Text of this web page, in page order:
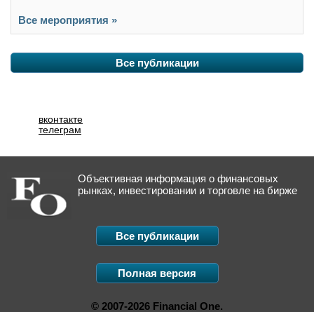
Все мероприятия »
Все публикации
вконтакте
телеграм
Объективная информация о финансовых
рынках, инвестировании и торговле на бирже
Все публикации
Полная версия
© 2007-2026 Financial One.